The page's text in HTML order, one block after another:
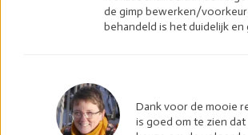
de gimp bewerken/
behandeld is het duidelijk
Dank voor de mooie
is goed om te zien